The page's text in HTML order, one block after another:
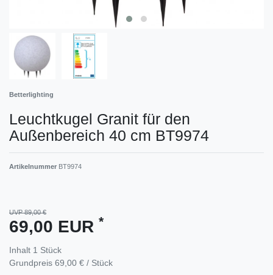
Betterlighting
Leuchtkugel Granit für den
Außenbereich 40 cm BT9974
Artikelnummer BT9974
UVP 89,00 €
69,00 EUR *
Inhalt 1 Stück
Grundpreis 69,00 € / Stück